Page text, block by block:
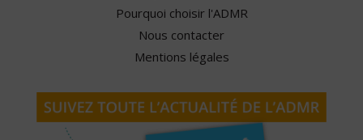
Pourquoi choisir l'ADMR
Nous contacter
Mentions légales